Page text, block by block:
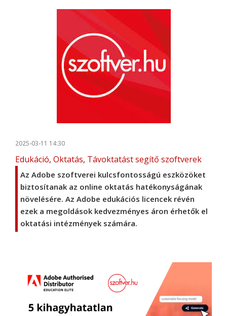
2025-03-11 14:30
Edukáció, Oktatás, Távoktatást segítő szoftverek
Az Adobe szoftverei kulcsfontosságú eszközöket
biztosítanak az online oktatás hatékonyságának
növelésére. Az Adobe edukációs licencek révén
ezek a megoldások kedvezményes áron érhetők el
oktatási intézmények számára.